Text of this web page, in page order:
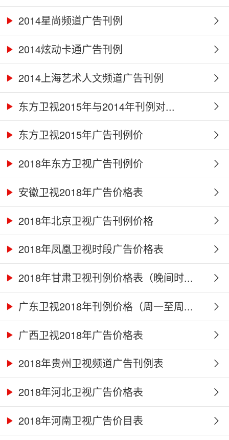
2014星尚频道广告刊例
2014炫动卡通广告刊例
2014上海艺术人文频道广告刊例
东方卫视2015年与2014年刊例对...
东方卫视2015年广告刊例价
2018年东方卫视广告刊例价
安徽卫视2018年广告价格表
2018年北京卫视广告刊例价格
2018年凤凰卫视时段广告价格表
2018年甘肃卫视刊例价格表（晚间时...
广东卫视2018年刊例价格（周一至周...
广西卫视2018年广告价格表
2018年贵州卫视频道广告刊例表
2018年河北卫视广告价格表
2018年河南卫视广告价目表